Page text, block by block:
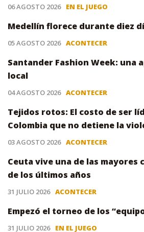
06 AGOSTO 2026 EN EL JUEGO
Medellín florece durante diez
05 AGOSTO 2026 ACONTECER
Santander Fashion Week: una
local
04 AGOSTO 2026 ACONTECER
Tejidos rotos: El costo de ser
Colombia que no detiene la
03 AGOSTO 2026 ACONTECER
Ceuta vive una de las
de los últimos años
31 JULIO 2026 ACONTECER
Empezó el torneo de los
31 JULIO 2026 EN EL JUEGO